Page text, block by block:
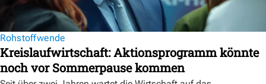
Rohstoffwende
Kreislaufwirtschaft: Aktionsprogramm könnte
noch vor Sommerpause kommen